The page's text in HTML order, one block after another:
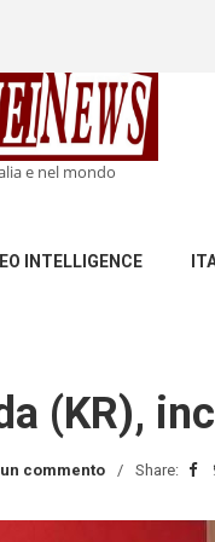
e nel mondo
INTELLIGENCE
(KR),
commento Share: